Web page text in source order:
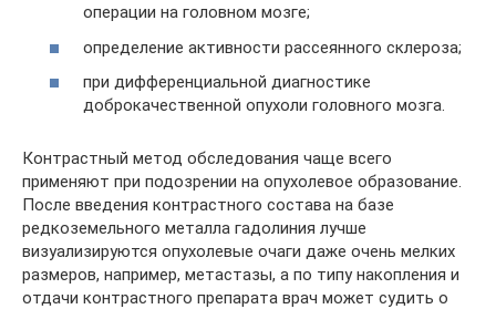
операции на головном мозге;
определение активности рассеянного склероза;
при дифференциальной диагностике
доброкачественной опухоли головного мозга.
Контрастный метод обследования чаще всего
применяют при подозрении на опухолевое образование.
После введения контрастного состава на базе
редкоземельного металла гадолиния лучше
визуализируются опухолевые очаги даже очень мелких
размеров, например, метастазы, а по типу накопления и
отдачи контрастного препарата врач может судить о